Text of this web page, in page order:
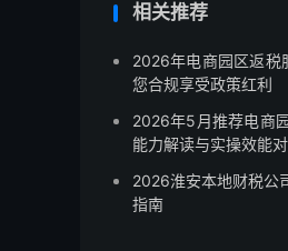
相关推荐
2026年电商园区返税
您合规享受政策红利
2026年5月推荐电商
能力解读与实操效能
2026淮安本地财税公
指南